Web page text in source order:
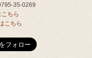
35-0269
ちら
こちら